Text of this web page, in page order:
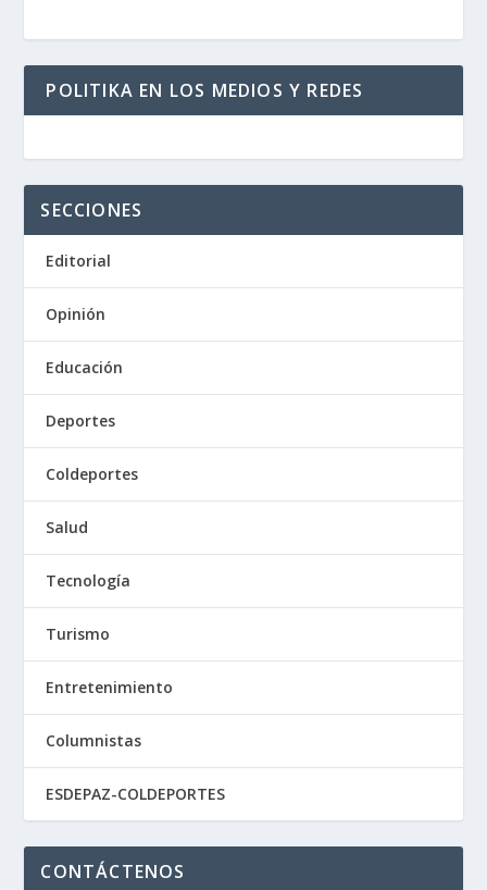
POLITIKA EN LOS MEDIOS Y REDES
SECCIONES
Editorial
Opinión
Educación
Deportes
Coldeportes
Salud
Tecnología
Turismo
Entretenimiento
Columnistas
ESDEPAZ-COLDEPORTES
CONTÁCTENOS